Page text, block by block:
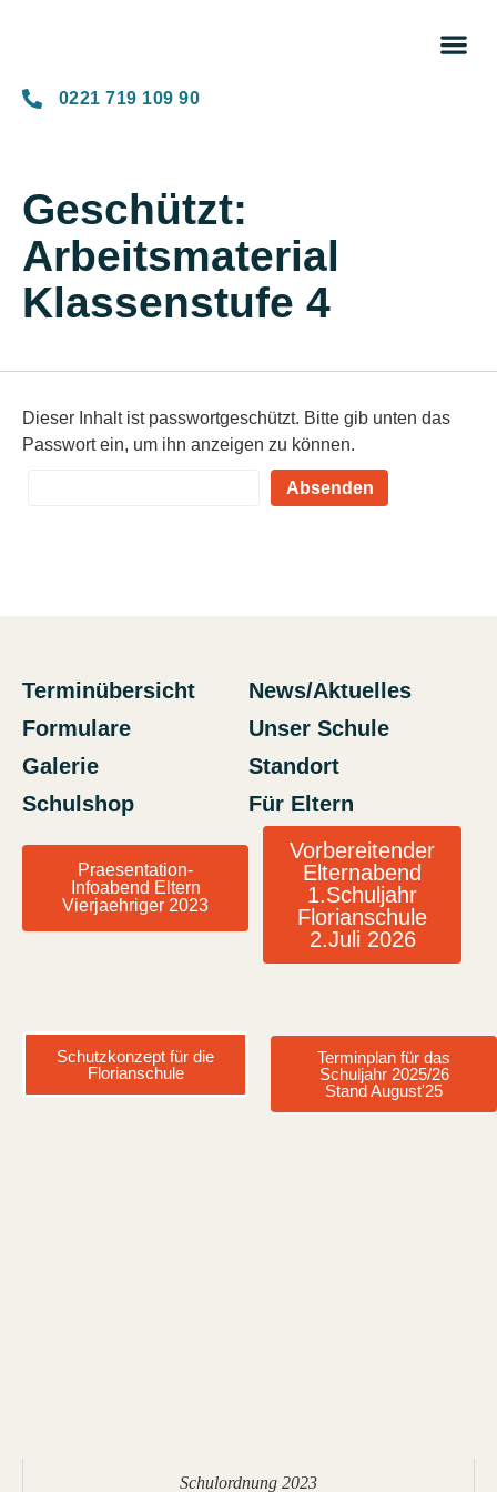
0221 719 109 90
Geschützt:
Arbeitsmaterial
Klassenstufe 4
Dieser Inhalt ist passwortgeschützt. Bitte gib unten das
Passwort ein, um ihn anzeigen zu können.
Terminübersicht
Formulare
Galerie
Schulshop
Praesentation-
Infoabend Eltern
Vierjaehriger 2023
Schutzkonzept für die
Florianschule
News/Aktuelles
Unser Schule
Standort
Für Eltern
Vorbereitender
Elternabend
1.Schuljahr
Florianschule
2.Juli 2026
Terminplan für das
Schuljahr 2025/26
Stand August'25
Schulordnung 2023